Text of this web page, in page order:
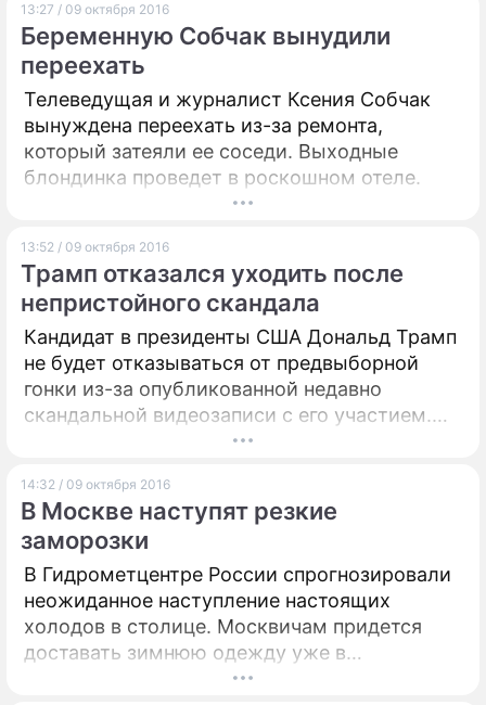
13:27 / 09 октября 2016
Беременную Собчак вынудили
переехать
Телеведущая и журналист Ксения Собчак
вынуждена переехать из-за ремонта,
который затеяли ее соседи. Выходные
блондинка проведет в роскошном отеле.
13:52 / 09 октября 2016
Трамп отказался уходить после
непристойного скандала
Кандидат в президенты США Дональд Трамп
не будет отказываться от предвыборной
гонки из-за опубликованной недавно
скандальной видеозаписи с его участием.
Об этом политик сообщил лично.
14:32 / 09 октября 2016
В Москве наступят резкие
заморозки
В Гидрометцентре России спрогнозировали
неожиданное наступление настоящих
холодов в столице. Москвичам придется
доставать зимнюю одежду уже в
ближайший понедельник.